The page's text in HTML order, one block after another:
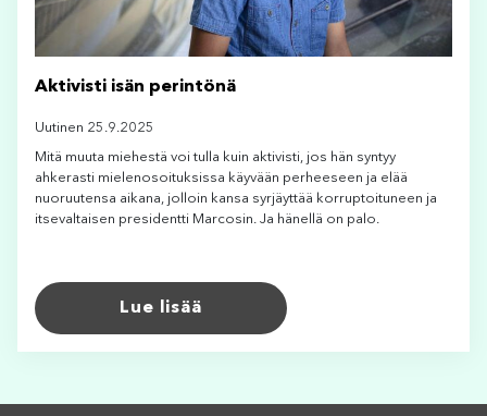
Aktivisti isän perintönä
Uutinen 25.9.2025
Mitä muuta miehestä voi tulla kuin aktivisti, jos hän syntyy
ahkerasti mielenosoituksissa käyvään perheeseen ja elää
nuoruutensa aikana, jolloin kansa syrjäyttää korruptoituneen ja
itsevaltaisen presidentti Marcosin. Ja hänellä on palo.
Lue lisää